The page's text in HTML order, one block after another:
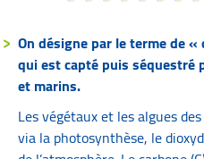
On désigne par le terme de
qui est capté puis séquestré
et marins.
Les végétaux et les algues
via la photosynthèse, le